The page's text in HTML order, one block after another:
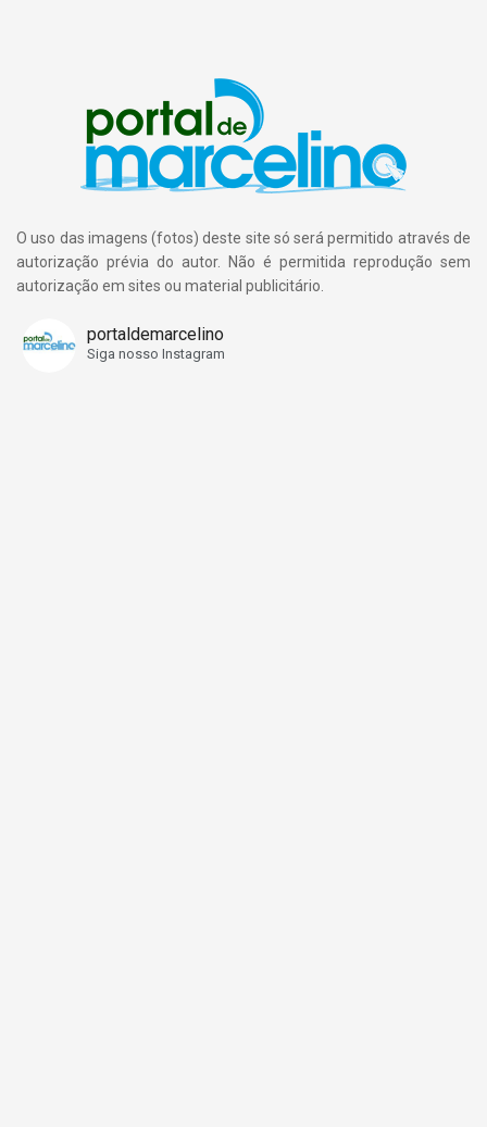
O uso das imagens (fotos) deste site só será permitido através de
autorização prévia do autor. Não é permitida reprodução sem
autorização em sites ou material publicitário.
portaldemarcelino
Siga nosso Instagram